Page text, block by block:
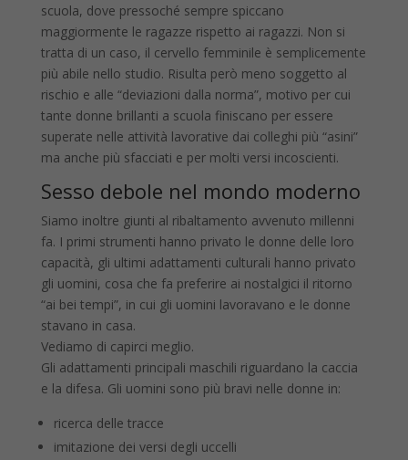
scuola, dove pressoché sempre spiccano
maggiormente le ragazze rispetto ai ragazzi. Non si
tratta di un caso, il cervello femminile è semplicemente
più abile nello studio. Risulta però meno soggetto al
rischio e alle “deviazioni dalla norma”, motivo per cui
tante donne brillanti a scuola finiscano per essere
superate nelle attività lavorative dai colleghi più “asini”
ma anche più sfacciati e per molti versi incoscienti.
Sesso debole nel mondo moderno
Siamo inoltre giunti al ribaltamento avvenuto millenni
fa. I primi strumenti hanno privato le donne delle loro
capacità, gli ultimi adattamenti culturali hanno privato
gli uomini, cosa che fa preferire ai nostalgici il ritorno
“ai bei tempi”, in cui gli uomini lavoravano e le donne
stavano in casa.
Vediamo di capirci meglio.
Gli adattamenti principali maschili riguardano la caccia
e la difesa. Gli uomini sono più bravi nelle donne in:
ricerca delle tracce
imitazione dei versi degli uccelli